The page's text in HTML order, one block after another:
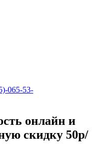
065-53-
онлайн и
скидку 50р/